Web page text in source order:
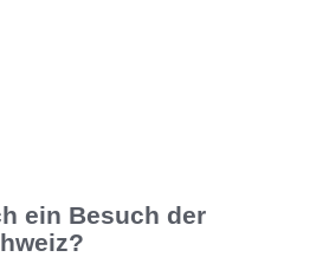
ein Besuch der